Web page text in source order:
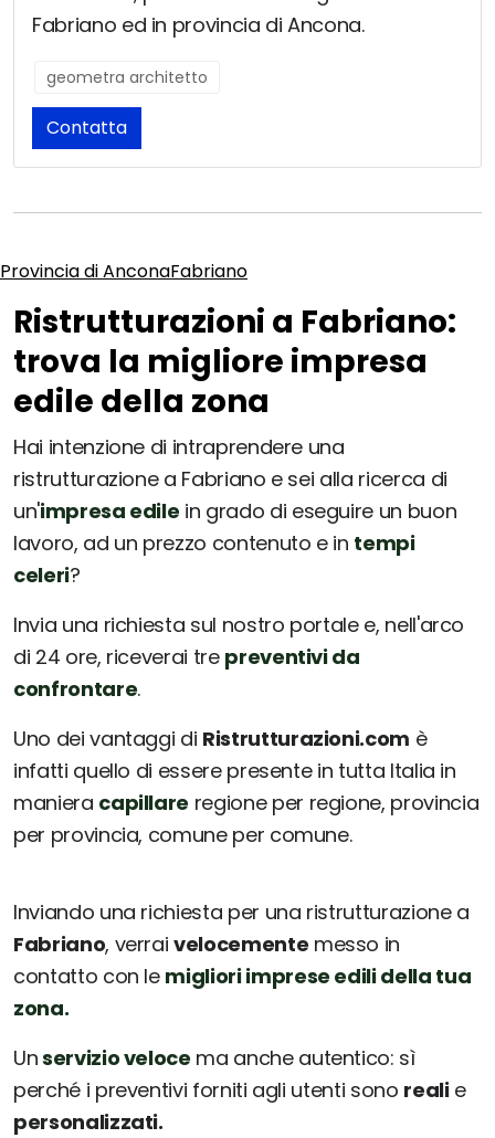
Fabriano ed in provincia di Ancona.
geometra architetto
Contatta
Provincia di AnconaFabriano
Ristrutturazioni a Fabriano:
trova la migliore impresa
edile della zona
Hai intenzione di intraprendere una
ristrutturazione a Fabriano e sei alla ricerca di
un'impresa edile in grado di eseguire un buon
lavoro, ad un prezzo contenuto e in tempi
celeri?
Invia una richiesta sul nostro portale e, nell'arco
di 24 ore, riceverai tre preventivi da
confrontare.
Uno dei vantaggi di Ristrutturazioni.com è
infatti quello di essere presente in tutta Italia in
maniera capillare regione per regione, provincia
per provincia, comune per comune.
Inviando una richiesta per una ristrutturazione a
Fabriano, verraivelocemente messo in
contatto con le migliori imprese edili della tua
zona.
Unservizio veloce ma anche autentico: sì
perché i preventivi forniti agli utenti sono realie
personalizzati.